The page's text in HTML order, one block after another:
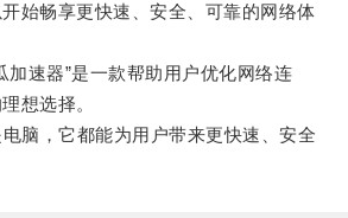
始畅享更快速、安全、可靠的网络体
速器”是一款帮助用户优化网络连
想选择。
，它都能为用户带来更快速、安全